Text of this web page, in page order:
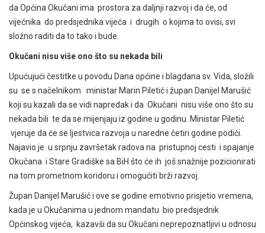
da Općina Okučani ima prostora za daljnji razvoj i da će, od
vijećnika do predsjednika vijeća i drugih o kojima to ovisi, svi
složno raditi da to tako i bude.
Okučani nisu više ono što su nekada bili
Upućujući čestitke u povodu Dana općine i blagdana sv. Vida, složili
su se s načelnikom ministar Marin Piletić i župan Danijel Marušić
koji su kazali da se vidi napredak i da Okučani nisu više ono što su
nekada bili te da se mijenjaju iz godine u godinu. Ministar Piletić
vjeruje da će se ljestvica razvoja u naredne četiri godine podići.
Najavio je u srpnju završetak radova na pristupnoj cesti i spajanje
Okučana i Stare Gradiške sa BiH što će ih još snažnije pozicionirati
na tom prometnom koridoru i omogućiti brži razvoj.
Župan Danijel Marušić i ove se godine emotivno prisjetio vremena,
kada je u Okučanima u jednom mandatu bio predsjednik
Općinskog vijeća, kazavši da su Okučani neprepoznatljivi u odnosu